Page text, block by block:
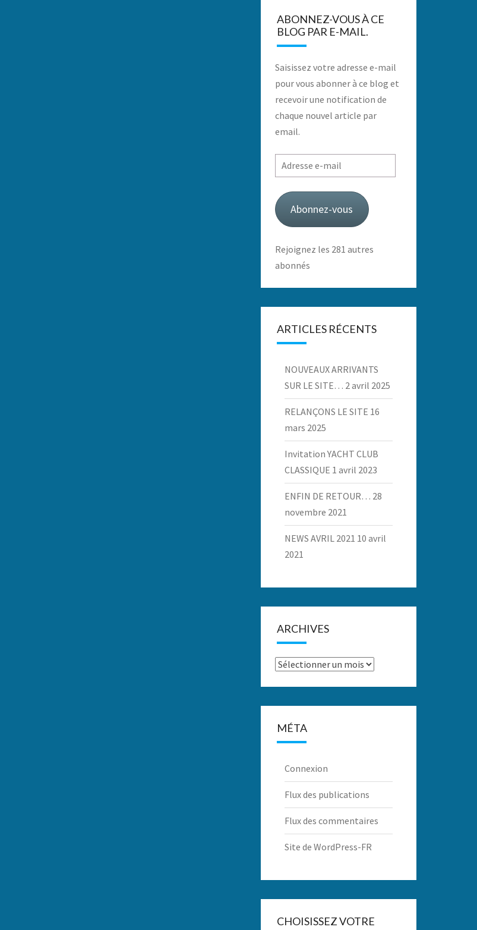
ABONNEZ-VOUS À CE
BLOG PAR E-MAIL.
Saisissez votre adresse e-mail
pour vous abonner à ce blog et
recevoir une notification de
chaque nouvel article par
email.
Adresse
e-
mail
Abonnez-vous
Rejoignez les 281 autres
abonnés
ARTICLES RÉCENTS
NOUVEAUX ARRIVANTS
SUR LE SITE… 2 avril 2025
RELANÇONS LE SITE 16
mars 2025
Invitation YACHT CLUB
CLASSIQUE 1 avril 2023
ENFIN DE RETOUR… 28
novembre 2021
NEWS AVRIL 2021 10 avril
2021
ARCHIVES
Archives
MÉTA
Connexion
Flux des publications
Flux des commentaires
Site de WordPress-FR
CHOISISSEZ VOTRE